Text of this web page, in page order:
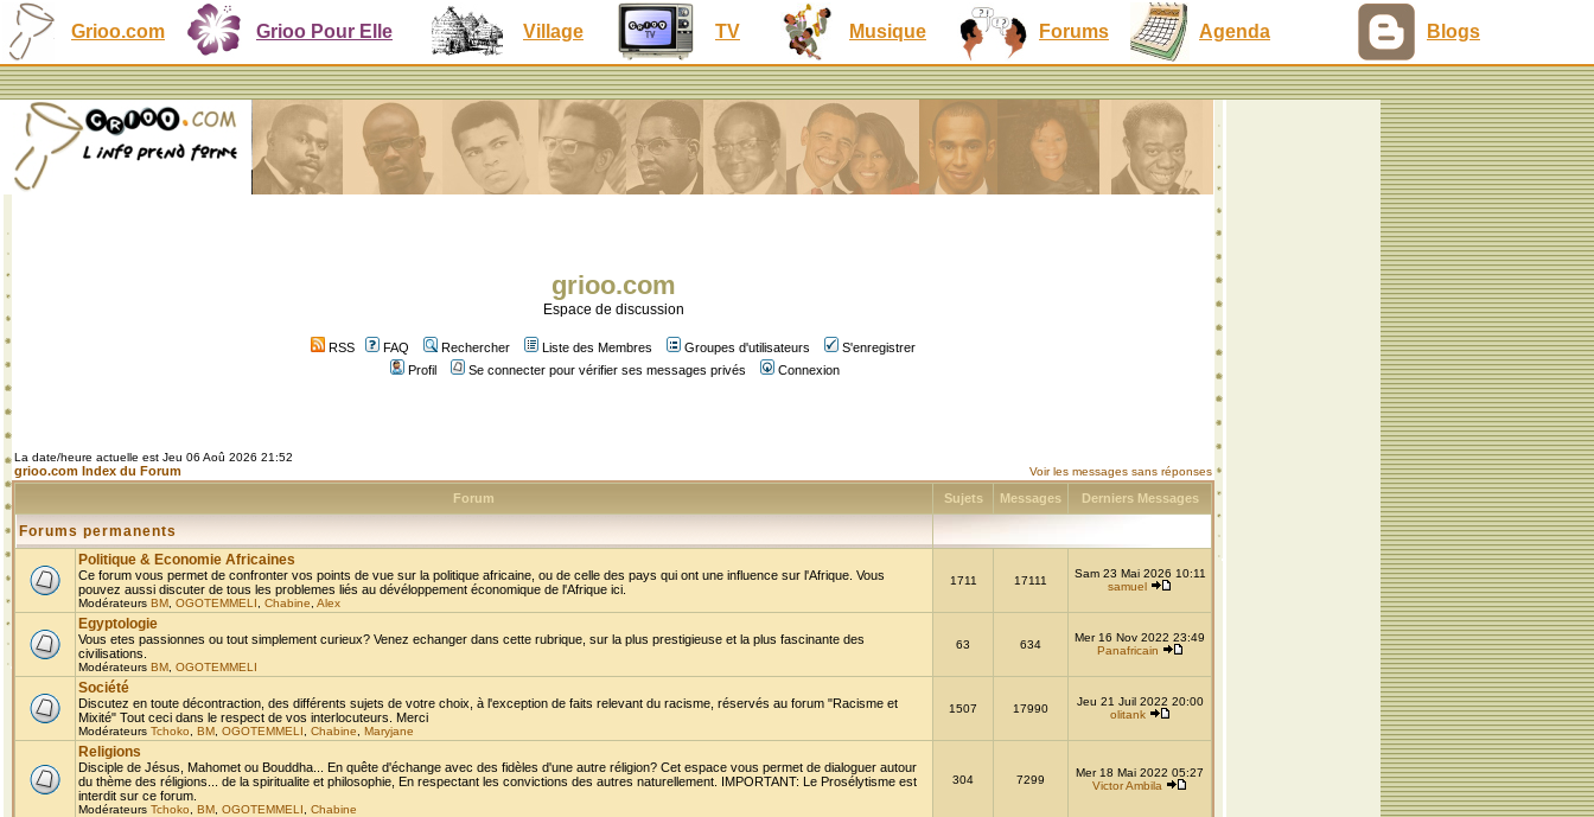
Grioo.com Grioo Pour Elle Village TV Musique Forums Agenda Blogs
grioo.com
Espace de discussion
RSS FAQ Rechercher Liste des Membres Groupes d'utilisateurs
S'enregistrer
Profil
Se connecter pour vérifier ses messages privés Connexion
La date/heure actuelle est Jeu 06 Aoû 2026 21:52
grioo.com Index du Forum Voir les messages sans réponses
Forum Sujets Messages Derniers Messages
Forums permanents
Politique & Economie Africaines
Ce forum vous permet de confronter vos points de vue sur la politique africaine, ou de celle des pays qui ont une influence sur l'Afrique. Vous
pouvez aussi discuter de tous les problemes liés au dévéloppement économique de l'Afrique ici.
Modérateurs BM OGOTEMMELI Chabine Alex
1711 17111
Sam 23 Mai 2026 10:11
samuel
Egyptologie
Vous etes passionnes ou tout simplement curieux? Venez echanger dans cette rubrique, sur la plus prestigieuse et la plus fascinante des
civilisations.
Modérateurs BM OGOTEMMELI
63 634
Mer 16 Nov 2022 23:49
Panafricain
Société
Discutez en toute décontraction, des différents sujets de votre choix, à l'exception de faits relevant du racisme, réservés au forum "Racisme et
Mixité" Tout ceci dans le respect de vos interlocuteurs. Merci
Modérateurs Tchoko BM OGOTEMMELI Chabine Maryjane
1507 17990
Jeu 21 Juil 2022 20:00
olitank
Religions
Disciple de Jésus, Mahomet ou Bouddha... En quête d'échange avec des fidèles d'une autre réligion? Cet espace vous permet de dialoguer autour
du thème des réligions... de la spiritualite et philosophie, En respectant les convictions des autres naturellement. IMPORTANT: Le Prosélytisme est
interdit sur ce forum.
Modérateurs Tchoko BM OGOTEMMELI Chabine
304 7299
Mer 18 Mai 2022 05:27
Victor Ambila